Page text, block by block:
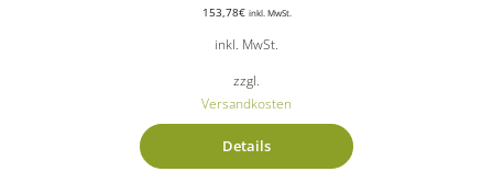
153,78€ inkl. MwSt.
inkl. MwSt.
zzgl.
Versandkosten
Details